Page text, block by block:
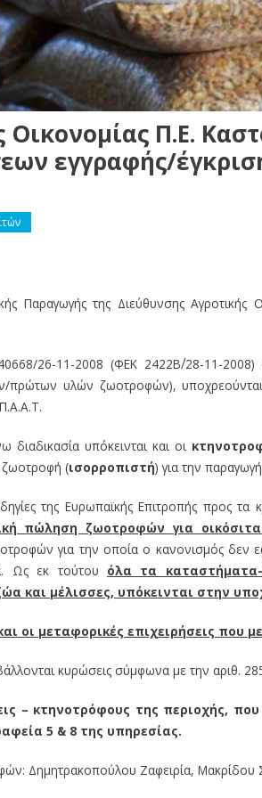
Οικονομίας Π.Ε.
εγγραφής/
Παραγωγής της Διεύθυνσης Αγροτικής
26-11-2008 (ΦΕΚ 2422Β΄/28-11-2008)
πρώτων υλών ζωοτροφών),
διαδικασία υπόκεινται και οι
ζωοτροφή (ισορροπιστή) για την
της Ευρωπαϊκής Επιτροπής προς τα
πώληση ζωοτροφών για
για την οποία ο κανονισμός δεν
Ως εκ τούτου όλα τα καταστήματα-
και μέλισσες, υπόκεινται στην
οι μεταφορικές επιχειρήσεις που
κυρώσεις σύμφωνα με την αριθ.
– κτηνοτρόφους της περιοχής,
5 & 8 της υπηρεσίας.
Δημητρακοπούλου Ζαφειρία, Μακρίδου